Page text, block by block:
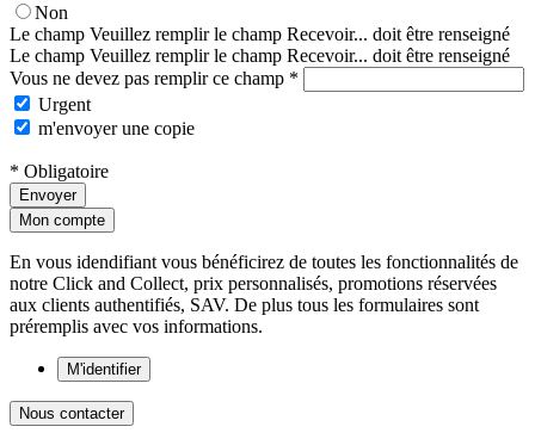
Non
Le champ Veuillez remplir le champ Recevoir... doit être renseigné
Le champ Veuillez remplir le champ Recevoir... doit être renseigné
Vous ne devez pas remplir ce champ *
Urgent
m'envoyer une copie
* Obligatoire
Envoyer
Mon compte
En vous idendifiant vous bénéficirez de toutes les fonctionnalités de
notre Click and Collect, prix personnalisés, promotions réservées
aux clients authentifiés, SAV. De plus tous les formulaires sont
préremplis avec vos informations.
M'identifier
Nous contacter